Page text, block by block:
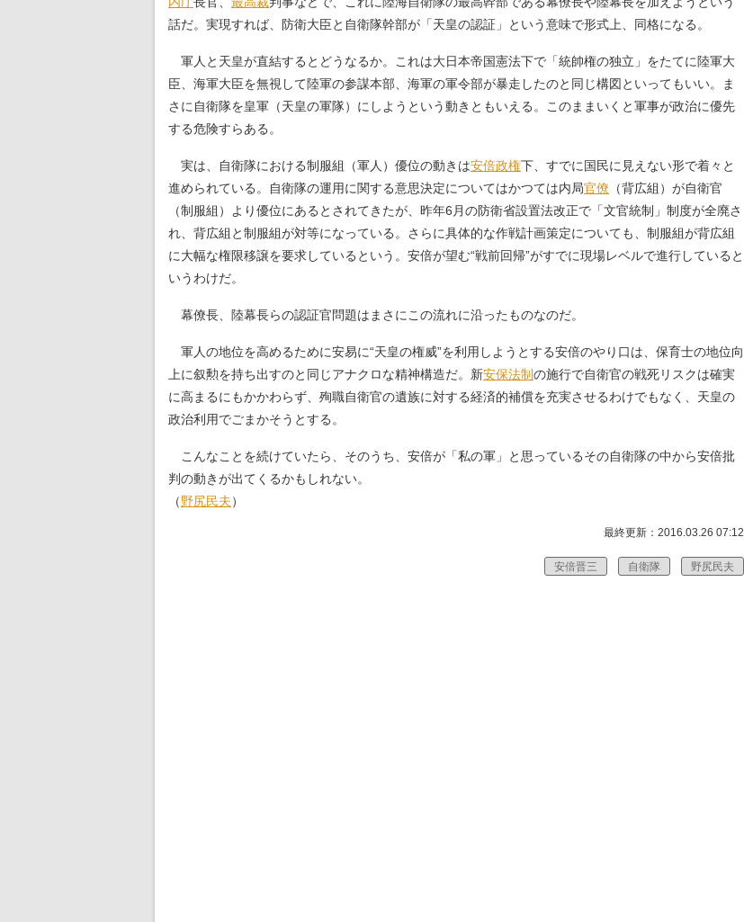
話だ。実現すれば、防衛大臣と自衛隊幹部が「天皇の認証」という意味で形式上、同格になる。
軍人と天皇が直結するとどうなるか。これは大日本帝国憲法下で「統帥権の独立」をたてに陸軍大
臣、海軍大臣を無視して陸軍の参謀本部、海軍の軍令部が暴走したのと同じ構図といってもいい。ま
さに自衛隊を皇軍（天皇の軍隊）にしようという動きともいえる。このままいくと軍事が政治に優先
する危険すらある。
実は、自衛隊における制服組（軍人）優位の動きは安倍政権下、すでに国民に見えない形で着々と
進められている。自衛隊の運用に関する意思決定についてはかつては内局官僚 （背広組）が自衛官
（制服組）より優位にあるとされてきたが、昨年6月の防衛省設置法改正で「文官統制」制度が全廃さ
れ、背広組と制服組が対等になっている。さらに具体的な作戦計画策定についても、制服組が背広組
に大幅な権限移譲を要求しているという。安倍が望む“戦前回帰”がすでに現場レベルで進行していると
いうわけだ。
幕僚長、陸幕長らの認証官問題はまさにこの流れに沿ったものなのだ。
軍人の地位を高めるために安易に“天皇の権威”を利用しようとする安倍のやり口は、保育士の地位向
上に叙勲を持ち出すのと同じアナクロな精神構造だ。新安保法制の施行で自衛官の戦死リスクは確実
に高まるにもかかわらず、殉職自衛官の遺族に対する経済的補償を充実させるわけでもなく、天皇の
政治利用でごまかそうとする。
こんなことを続けていたら、そのうち、安倍が「私の軍」と思っているその自衛隊の中から安倍批
判の動きが出てくるかもしれない。
（野尻民夫）
最終更新：2016.03.26 07:12
安倍晋三 自衛隊 野尻民夫